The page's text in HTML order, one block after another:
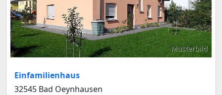
Musterbild
Einfamilienhaus
32545 Bad Oeynhausen